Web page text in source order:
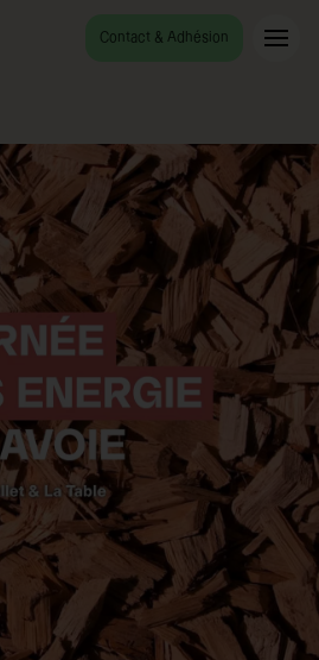
Contact & Adhésion